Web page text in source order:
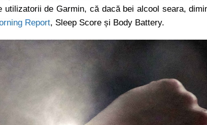
de Garmin, că dacă bei alcool seara,
Report, Sleep Score și Body Battery.